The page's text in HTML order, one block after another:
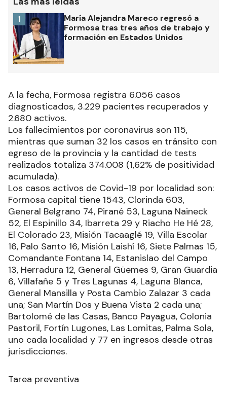
María Alejandra Mareco regresó a
Formosa tras tres años de trabajo y
formación en Estados Unidos
1
A la fecha, Formosa registra 6.056 casos
diagnosticados, 3.229 pacientes recuperados y
2.680 activos.
Los fallecimientos por coronavirus son 115,
mientras que suman 32 los casos en tránsito con
egreso de la provincia y la cantidad de tests
realizados totaliza 374.008 (1,62% de positividad
acumulada).
Los casos activos de Covid-19 por localidad son:
Formosa capital tiene 1543, Clorinda 603,
General Belgrano 74, Pirané 53, Laguna Naineck
52, El Espinillo 34, Ibarreta 29 y Riacho He Hé 28,
El Colorado 23, Misión Tacaaglé 19, Villa Escolar
16, Palo Santo 16, Misión Laishí 16, Siete Palmas 15,
Comandante Fontana 14, Estanislao del Campo
13, Herradura 12, General Güemes 9, Gran Guardia
6, Villafañe 5 y Tres Lagunas 4, Laguna Blanca,
General Mansilla y Posta Cambio Zalazar 3 cada
una; San Martín Dos y Buena Vista 2 cada una;
Bartolomé de las Casas, Banco Payagua, Colonia
Pastoril, Fortín Lugones, Las Lomitas, Palma Sola,
uno cada localidad y 77 en ingresos desde otras
jurisdicciones.
Tarea preventiva